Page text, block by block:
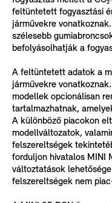
feltüntetett fogyasztási
járművekre
szélesebb
befolyásolhatják a
A feltüntetett adatok a
járművekre
modellek opcionálisan
tartalmazhatnak,
A különböző piacokon
modellváltozatok,
felszereltségek
forduljon hivatalos MINI
változtatások
felszereltségek nem